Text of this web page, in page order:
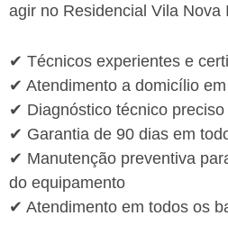
agir no Residencial Vila Nova
✔ Técnicos experientes e
✔ Atendimento a domicílio
✔ Diagnóstico técnico
✔ Garantia de 90 dias em
✔ Manutenção preventiva
do equipamento
✔ Atendimento em todos os